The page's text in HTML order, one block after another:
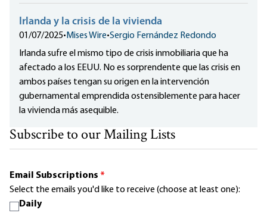
Irlanda y la crisis de la vivienda
01/07/2025• Mises Wire•Sergio Fernández Redondo
Irlanda sufre el mismo tipo de crisis inmobiliaria que ha
afectado a los EEUU. No es sorprendente que las crisis en
ambos países tengan su origen en la intervención
gubernamental emprendida ostensiblemente para hacer
la vivienda más asequible.
Subscribe to our Mailing Lists
Email Subscriptions *
Select the emails you'd like to receive (choose at least one):
Daily